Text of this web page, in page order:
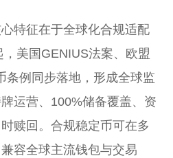
特征在于全球化合规适配
美国GENIUS法案、欧盟
条例同步落地，形成全球监
运营、100%储备覆盖、资
赎回。合规稳定币可在多
容全球主流钱包与交易